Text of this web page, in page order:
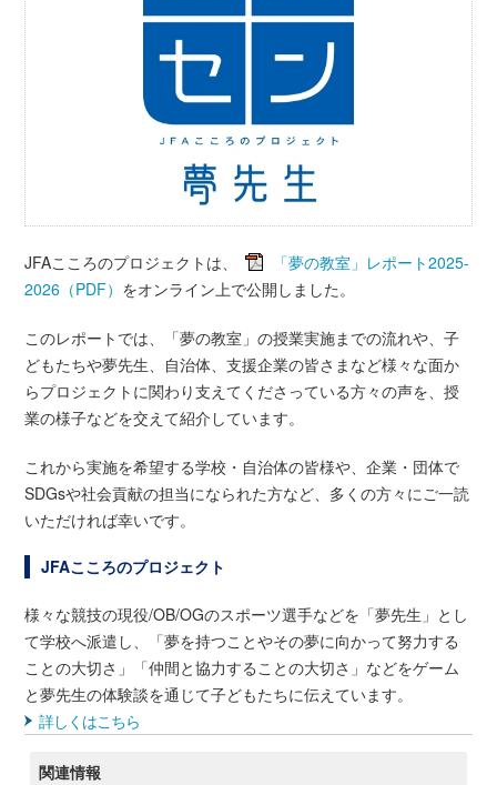
JFAこころのプロジェクトは、
「夢の教室」レポート2025-
2026（PDF） をオンライン上で公開しました。
このレポートでは、「夢の教室」の授業実施までの流れや、子
どもたちや夢先生、自治体、支援企業の皆さまなど様々な面か
らプロジェクトに関わり支えてくださっている方々の声を、授
業の様子などを交えて紹介しています。
これから実施を希望する学校・自治体の皆様や、企業・団体で
SDGsや社会貢献の担当になられた方など、多くの方々にご一読
いただければ幸いです。
JFAこころのプロジェクト
様々な競技の現役/OB/OGのスポーツ選手などを「夢先生」とし
て学校へ派遣し、「夢を持つことやその夢に向かって努力する
ことの大切さ」「仲間と協力することの大切さ」などをゲーム
と夢先生の体験談を通じて子どもたちに伝えています。
詳しくはこちら
関連情報